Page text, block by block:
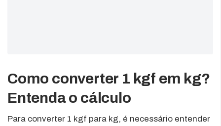
Como converter 1 kgf em kg?
Entenda o cálculo
Para converter 1 kgf para kg, é necessário entender